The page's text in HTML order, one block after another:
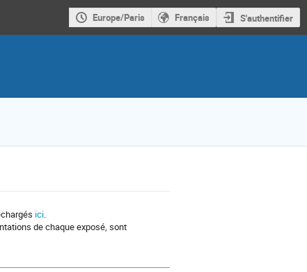
Europe/Paris Français S'authentifier
ici.
de chaque exposé, sont